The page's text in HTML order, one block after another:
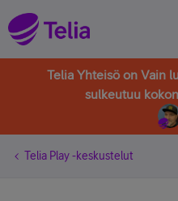
Telia Yhteisö on Vain
sulkeutuu
Telia Play -keskustelut